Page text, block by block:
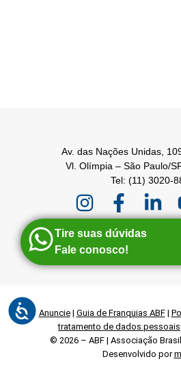
Av. das Nações Unidas,
Vl. Olímpia – São Paulo/
Tel: (11) 3020-
Tire suas dúvidas
Fale conosco!
Anuncie| Guia de Franquias ABF|
tratamento de dados pessoais
© 2026 – ABF | Associação
Desenvolvido por